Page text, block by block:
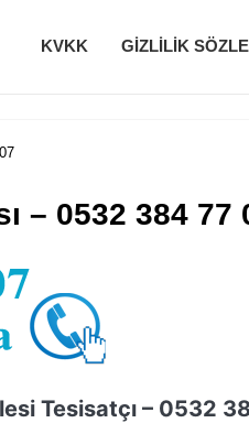
KVKK GIZLILIK
– 0532 384 77
Tesisatçı – 0532